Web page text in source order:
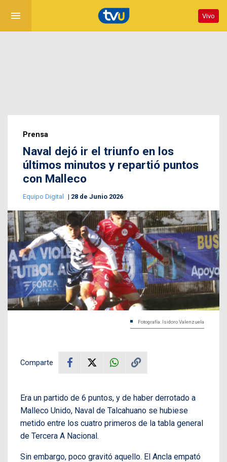
menu Vivo
Prensa
Naval dejó ir el triunfo en los
últimos minutos y repartió puntos
con Malleco
Equipo Digital 28 de Junio 2026
Fotografía: Isidoro Valenzuela
Comparte
Era un partido de 6 puntos, y de haber derrotado a
Malleco Unido, Naval de Talcahuano se hubiese
metido entre los cuatro primeros de la tabla general
de Tercera A Nacional.
Sin embargo, poco gravitó aquello. El Ancla empató